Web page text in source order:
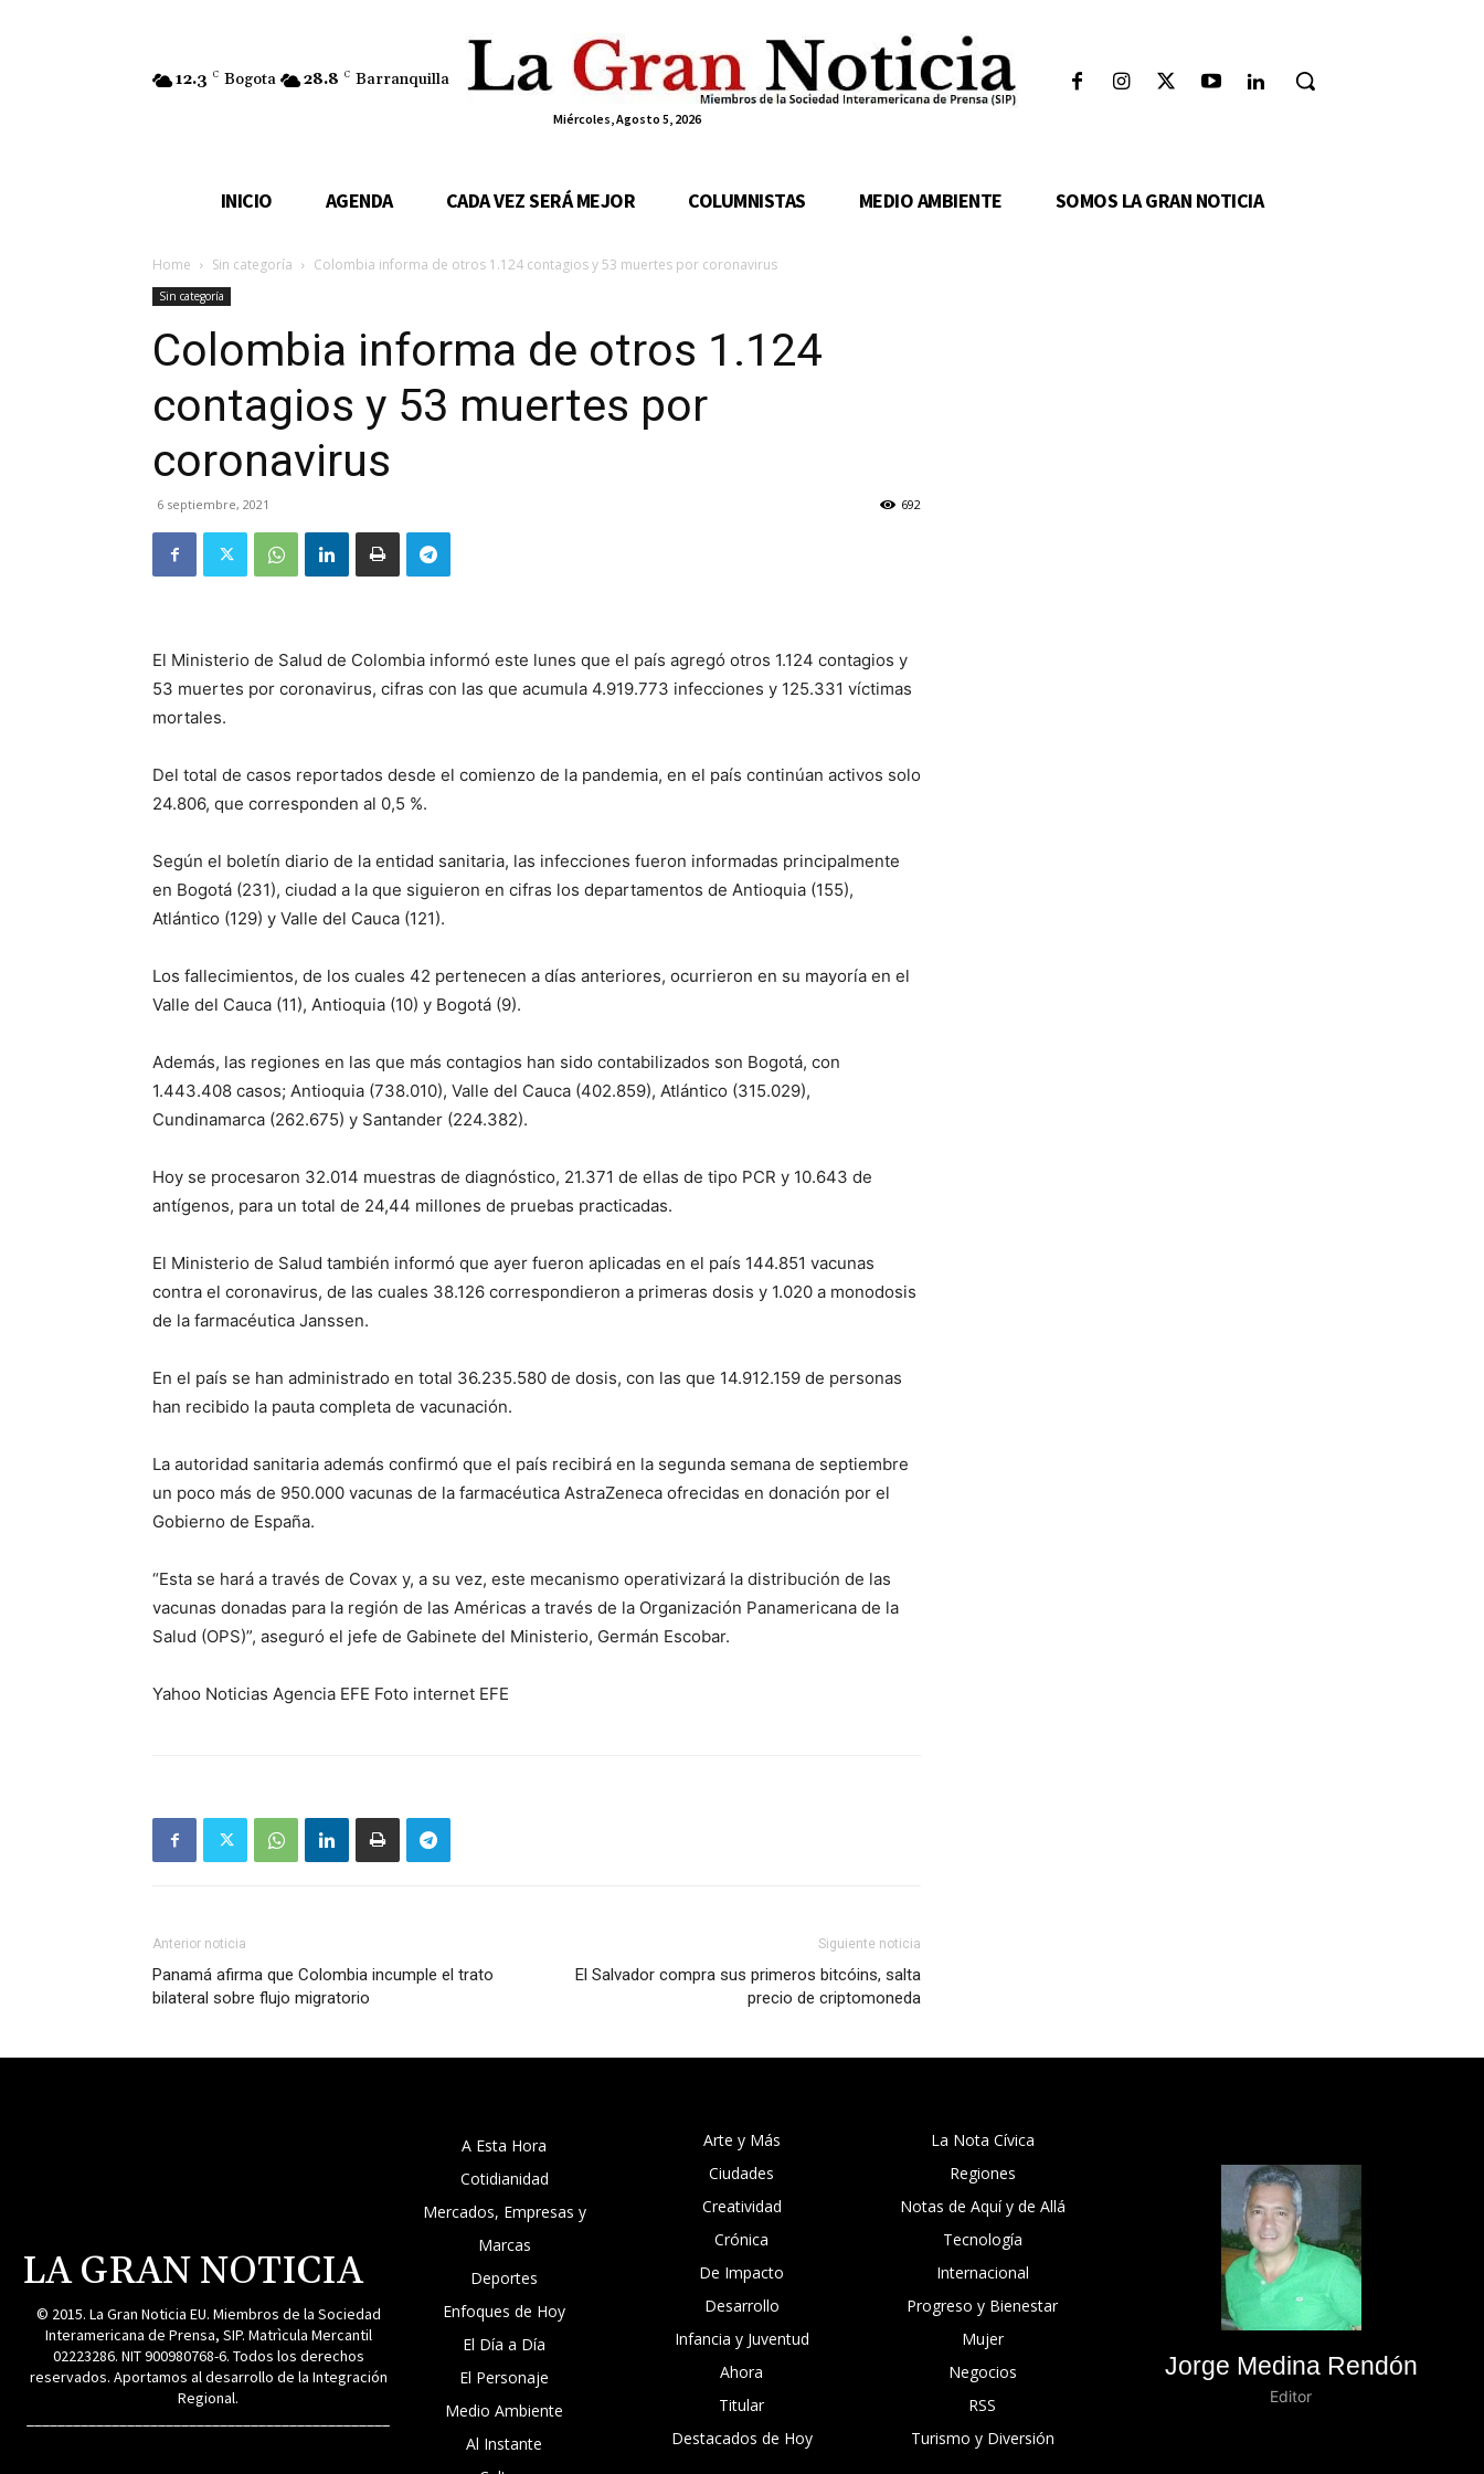
12.3 C Bogota 28.8 C Barranquilla
Miércoles, Agosto 5, 2026
INICIO AGENDA CADA VEZ SERÁ MEJOR COLUMNISTAS MEDIO AMBIENTE SOMOS LA GRAN NOTICIA
Home Sin categoría Colombia informa de otros 1.124 contagios y 53 muertes por coronavirus
Sin categoría
Colombia informa de otros 1.124
contagios y 53 muertes por
coronavirus
6 septiembre, 2021 692
El Ministerio de Salud de Colombia informó este lunes que el país agregó otros 1.124 contagios y
53 muertes por coronavirus, cifras con las que acumula 4.919.773 infecciones y 125.331 víctimas
mortales.
Del total de casos reportados desde el comienzo de la pandemia, en el país continúan activos solo
24.806, que corresponden al 0,5 %.
Según el boletín diario de la entidad sanitaria, las infecciones fueron informadas principalmente
en Bogotá (231), ciudad a la que siguieron en cifras los departamentos de Antioquia (155),
Atlántico (129) y Valle del Cauca (121).
Los fallecimientos, de los cuales 42 pertenecen a días anteriores, ocurrieron en su mayoría en el
Valle del Cauca (11), Antioquia (10) y Bogotá (9).
Además, las regiones en las que más contagios han sido contabilizados son Bogotá, con
1.443.408 casos; Antioquia (738.010), Valle del Cauca (402.859), Atlántico (315.029),
Cundinamarca (262.675) y Santander (224.382).
Hoy se procesaron 32.014 muestras de diagnóstico, 21.371 de ellas de tipo PCR y 10.643 de
antígenos, para un total de 24,44 millones de pruebas practicadas.
El Ministerio de Salud también informó que ayer fueron aplicadas en el país 144.851 vacunas
contra el coronavirus, de las cuales 38.126 correspondieron a primeras dosis y 1.020 a monodosis
de la farmacéutica Janssen.
En el país se han administrado en total 36.235.580 de dosis, con las que 14.912.159 de personas
han recibido la pauta completa de vacunación.
La autoridad sanitaria además confirmó que el país recibirá en la segunda semana de septiembre
un poco más de 950.000 vacunas de la farmacéutica AstraZeneca ofrecidas en donación por el
Gobierno de España.
“Esta se hará a través de Covax y, a su vez, este mecanismo operativizará la distribución de las
vacunas donadas para la región de las Américas a través de la Organización Panamericana de la
Salud (OPS)”, aseguró el jefe de Gabinete del Ministerio, Germán Escobar.
Yahoo Noticias Agencia EFE Foto internet EFE
Anterior noticia
Panamá afirma que Colombia incumple el trato
bilateral sobre flujo migratorio
Siguiente noticia
El Salvador compra sus primeros bitcóins, salta
precio de criptomoneda
LA GRAN NOTICIA
© 2015. La Gran Noticia EU. Miembros de la Sociedad
Interamericana de Prensa, SIP. Matrìcula Mercantil
02223286. NIT 900980768-6. Todos los derechos
reservados. Aportamos al desarrollo de la Integración
Regional.
A Esta Hora
Cotidianidad
Mercados, Empresas y
Marcas
Deportes
Enfoques de Hoy
El Día a Día
El Personaje
Medio Ambiente
Al Instante
Arte y Más
Ciudades
Creatividad
Crónica
De Impacto
Desarrollo
Infancia y Juventud
Ahora
Titular
Destacados de Hoy
La Nota Cívica
Regiones
Notas de Aquí y de Allá
Tecnología
Internacional
Progreso y Bienestar
Mujer
Negocios
RSS
Turismo y Diversión
Jorge Medina Rendón
Editor